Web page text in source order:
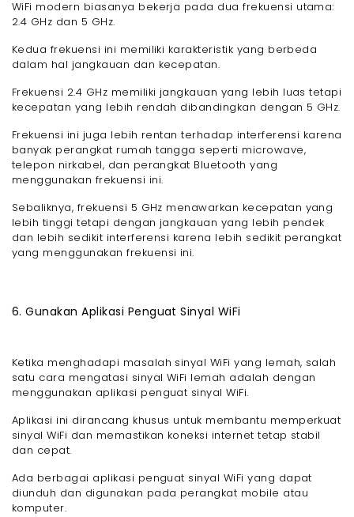
WiFi modern biasanya bekerja pada dua frekuensi utama:
2.4 GHz dan 5 GHz.
Kedua frekuensi ini memiliki karakteristik yang berbeda
dalam hal jangkauan dan kecepatan.
Frekuensi 2.4 GHz memiliki jangkauan yang lebih luas tetapi
kecepatan yang lebih rendah dibandingkan dengan 5 GHz.
Frekuensi ini juga lebih rentan terhadap interferensi karena
banyak perangkat rumah tangga seperti microwave,
telepon nirkabel, dan perangkat Bluetooth yang
menggunakan frekuensi ini.
Sebaliknya, frekuensi 5 GHz menawarkan kecepatan yang
lebih tinggi tetapi dengan jangkauan yang lebih pendek
dan lebih sedikit interferensi karena lebih sedikit perangkat
yang menggunakan frekuensi ini.
6. Gunakan Aplikasi Penguat Sinyal WiFi
Ketika menghadapi masalah sinyal WiFi yang lemah, salah
satu cara mengatasi sinyal WiFi lemah adalah dengan
menggunakan aplikasi penguat sinyal WiFi.
Aplikasi ini dirancang khusus untuk membantu memperkuat
sinyal WiFi dan memastikan koneksi internet tetap stabil
dan cepat.
Ada berbagai aplikasi penguat sinyal WiFi yang dapat
diunduh dan digunakan pada perangkat mobile atau
komputer.